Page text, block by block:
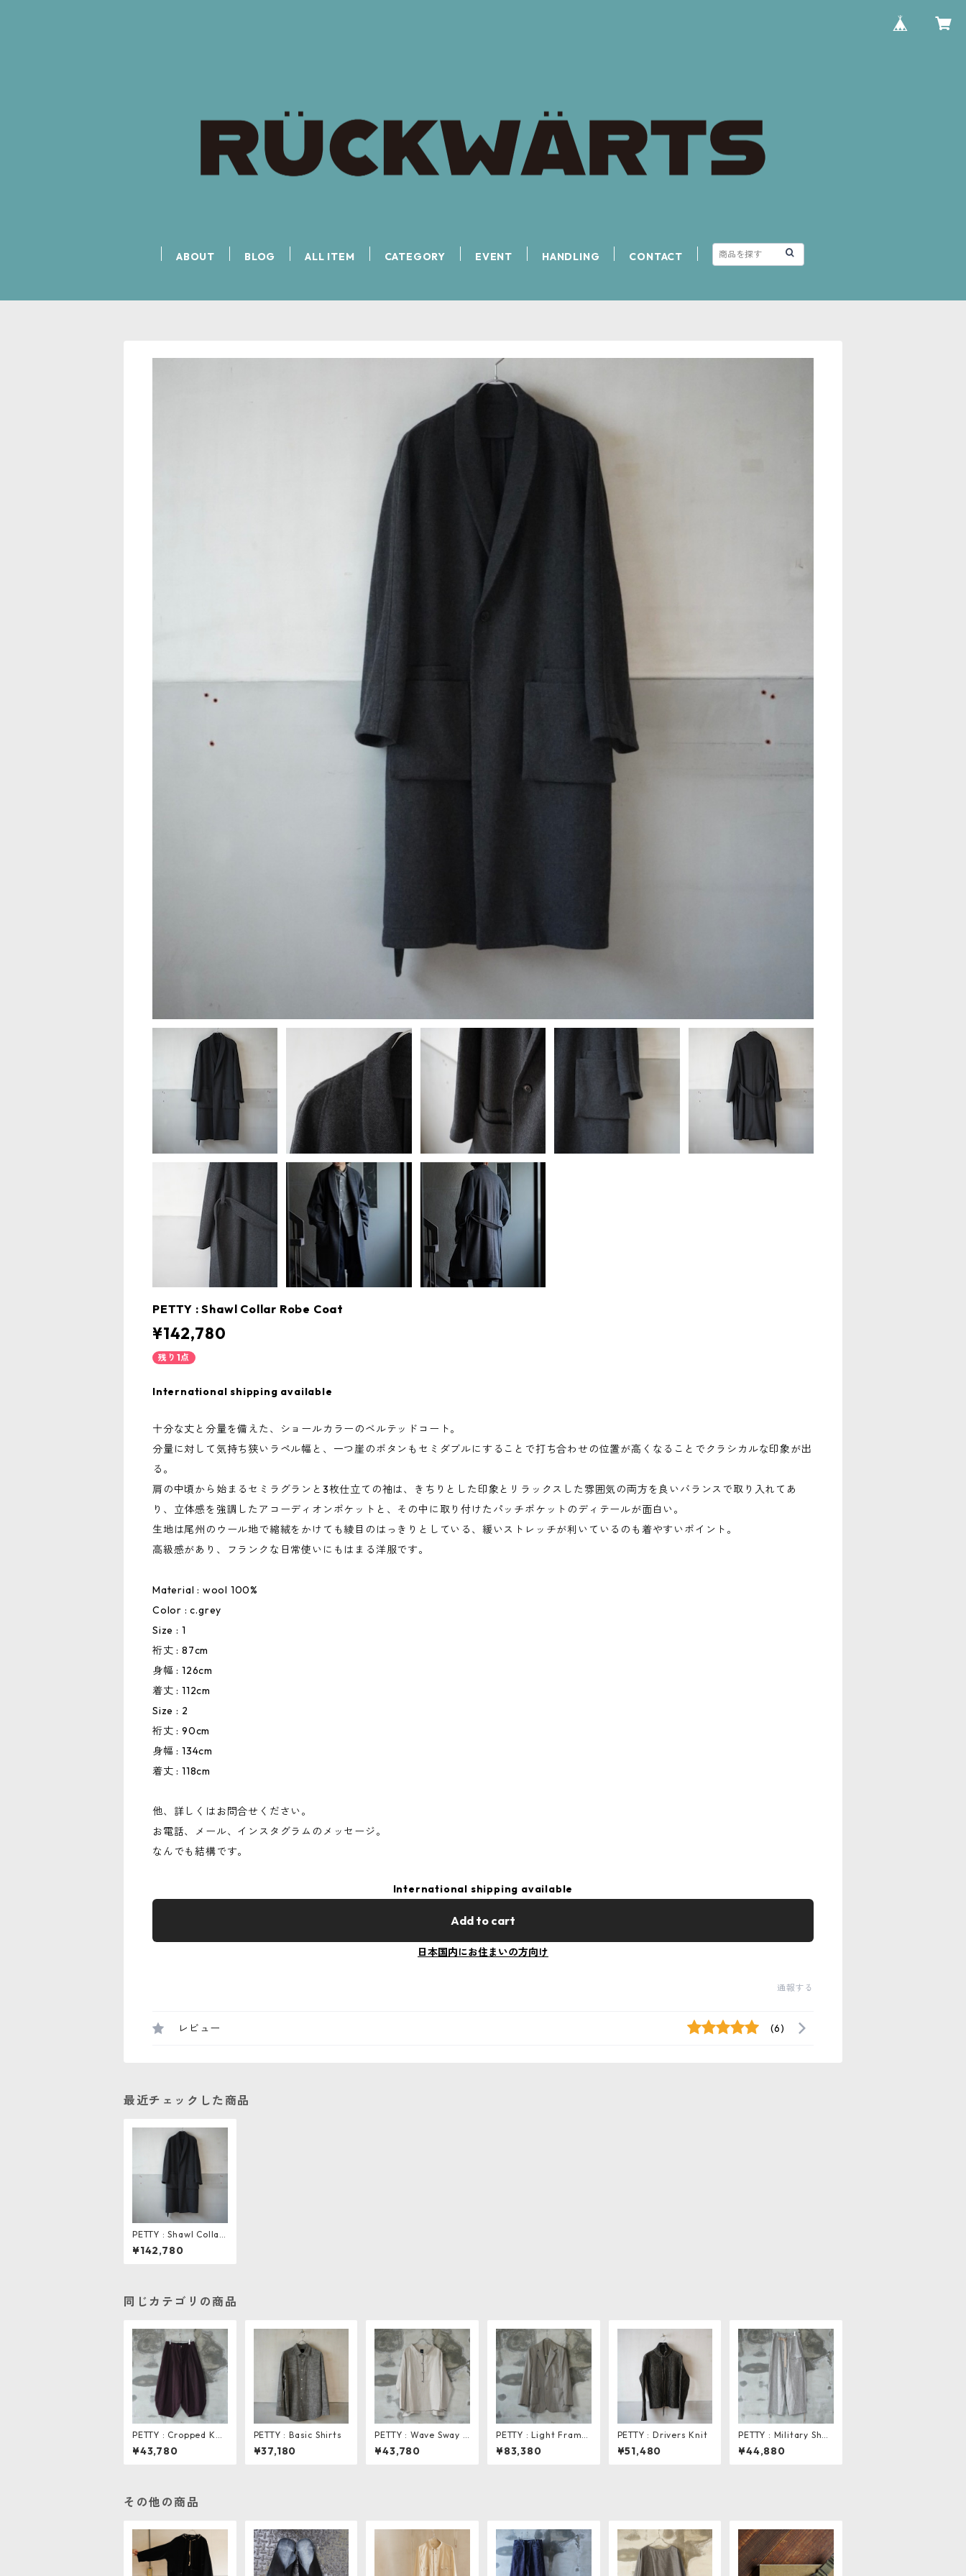
ABOUT BLOG ALL ITEM CATEGORY EVENT HANDLING CONTACT
PETTY : Shawl Collar Robe Coat
¥142,780
残り1点
International shipping available
十分な丈と分量を備えた、ショールカラーのベルテッドコート。
分量に対して気持ち狭いラペル幅と、一つ崖のボタンもセミダブルにすることで打ち合わせの位置が高くなることでクラシカルな印象が出
る。
肩の中頃から始まるセミラグランと3枚仕立ての袖は、きちりとした印象とリラックスした雰囲気の両方を良いバランスで取り入れてあ
り、立体感を強調したアコーディオンポケットと、その中に取り付けたパッチポケットのディテールが面白い。
生地は尾州のウール地で縮絨をかけても綾目のはっきりとしている、緩いストレッチが利いているのも着やすいポイント。
高級感があり、フランクな日常使いにもはまる洋服です。
Material : wool 100%
Color : c.grey
Size : 1
裄丈 : 87cm
身幅 : 126cm
着丈 : 112cm
Size : 2
裄丈 : 90cm
身幅 : 134cm
着丈 : 118cm
他、詳しくはお問合せください。
お電話、メール、インスタグラムのメッセージ。
なんでも結構です。
International shipping available
Add to cart
日本国内にお住まいの方向け
通報する
レビュー (6)
最近チェックした商品
PETTY : Shawl Collar
Robe Coat
¥142,780
同じカテゴリの商品
PETTY : Cropped Kni
ckers Pants
¥43,780
PETTY : Basic Shirts
¥37,180
PETTY : Wave Sway S
mock
¥43,780
PETTY : Light Frame
Tailored Jacket
¥83,380
PETTY : Drivers Knit
¥51,480
PETTY : Military Shell
Trouseres
¥44,880
その他の商品